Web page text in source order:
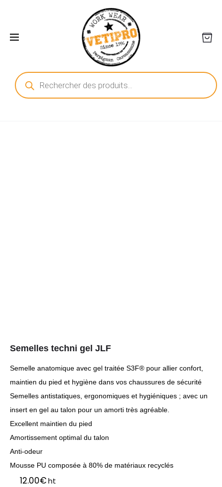
Recherche
de
produits
Semelles techni gel JLF
Semelle anatomique avec gel traitée S3F® pour allier confort,
maintien du pied et hygiène dans vos chaussures de sécurité
Semelles antistatiques, ergonomiques et hygiéniques ; avec un
insert en gel au talon pour un amorti très agréable.
Excellent maintien du pied
Amortissement optimal du talon
Anti-odeur
Mousse PU composée à 80% de matériaux recyclés
12.00€ht